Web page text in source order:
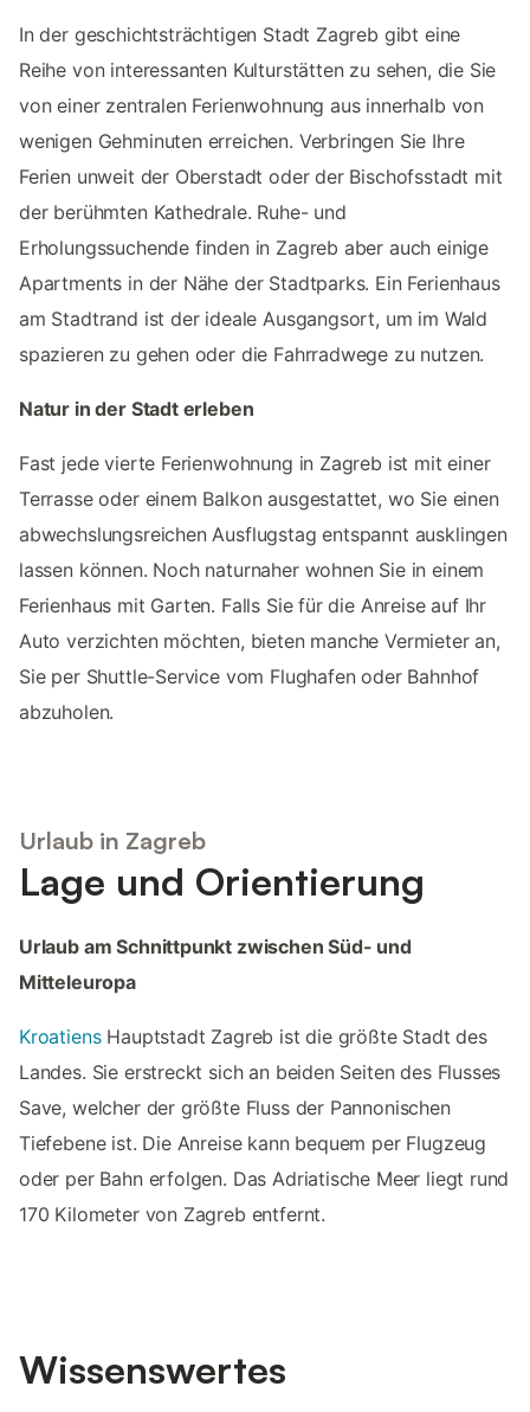
In der geschichtsträchtigen Stadt Zagreb gibt eine
Reihe von interessanten Kulturstätten zu sehen, die Sie
von einer zentralen Ferienwohnung aus innerhalb von
wenigen Gehminuten erreichen. Verbringen Sie Ihre
Ferien unweit der Oberstadt oder der Bischofsstadt mit
der berühmten Kathedrale. Ruhe- und
Erholungssuchende finden in Zagreb aber auch einige
Apartments in der Nähe der Stadtparks. Ein Ferienhaus
am Stadtrand ist der ideale Ausgangsort, um im Wald
spazieren zu gehen oder die Fahrradwege zu nutzen.
Natur in der Stadt erleben
Fast jede vierte Ferienwohnung in Zagreb ist mit einer
Terrasse oder einem Balkon ausgestattet, wo Sie einen
abwechslungsreichen Ausflugstag entspannt ausklingen
lassen können. Noch naturnaher wohnen Sie in einem
Ferienhaus mit Garten. Falls Sie für die Anreise auf Ihr
Auto verzichten möchten, bieten manche Vermieter an,
Sie per Shuttle-Service vom Flughafen oder Bahnhof
abzuholen.
Urlaub in Zagreb
Lage und Orientierung
Urlaub am Schnittpunkt zwischen Süd- und
Mitteleuropa
KroatiensHauptstadt Zagreb ist die größte Stadt des
Landes. Sie erstreckt sich an beiden Seiten des Flusses
Save, welcher der größte Fluss der Pannonischen
Tiefebene ist. Die Anreise kann bequem per Flugzeug
oder per Bahn erfolgen. Das Adriatische Meer liegt rund
170 Kilometer von Zagreb entfernt.
Wissenswertes